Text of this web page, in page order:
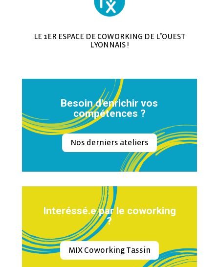
LE 1ER ESPACE DE COWORKING DE L’OUEST
LYONNAIS !
Besoin d'enrichir vos
compétences ?
Nos derniers ateliers
Interéssé.e par le coworking
?
MIX Coworking Tassin